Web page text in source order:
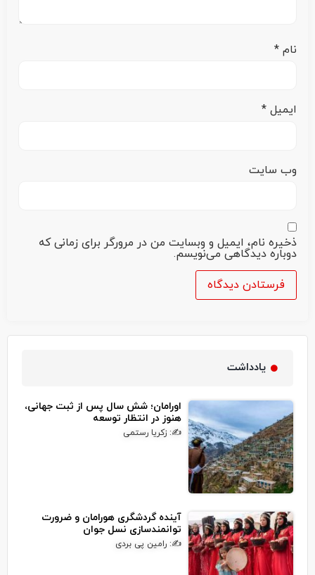
نام *
ایمیل *
وب‌ سایت
ذخیره نام، ایمیل و وبسایت من در مرورگر برای زمانی که
دوباره دیدگاهی می‌نویسم.
یادداشت
اورامان؛ شش سال پس از ثبت جهانی،
هنوز در انتظار توسعه
✍: زکریا رستمی
آینده گردشگری هورامان و ضرورت
توانمندسازی نسل جوان
✍: رامین پی بردی